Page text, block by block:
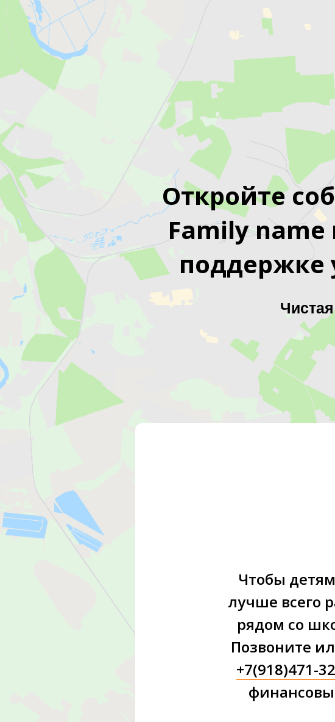
Откройте
Family name
Чтобы
лучше всего
рядом со
Позвоните
+7(918)471-